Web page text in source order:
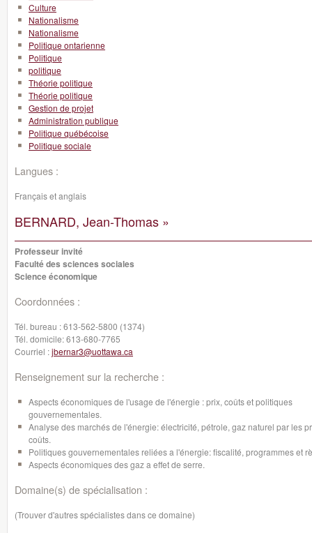
Culture
Nationalisme
Nationalisme
Politique ontarienne
Politique
politique
Théorie politique
Théorie politique
Gestion de projet
Administration publique
Politique québécoise
Politique sociale
Langues :
Français et anglais
BERNARD, Jean-Thomas »
Professeur invité
Faculté des sciences sociales
Science économique
Coordonnées :
Tél. bureau :613-562-5800 (1374)
Tél. domicile:613-680-7765
Courriel :jbernar3@uottawa.ca
Renseignement sur la recherche :
Aspects économiques de l'usage de l'énergie : prix, coûts et politiques
gouvernementales.
Analyse des marchés de l'énergie: électricité, pétrole, gaz naturel par les
coûts.
Politiques gouvernementales reliées a l'énergie: fiscalité, programmes et
Aspects économiques des gaz a effet de serre.
Domaine(s) de spécialisation :
(Trouver d'autres spécialistes dans ce domaine)